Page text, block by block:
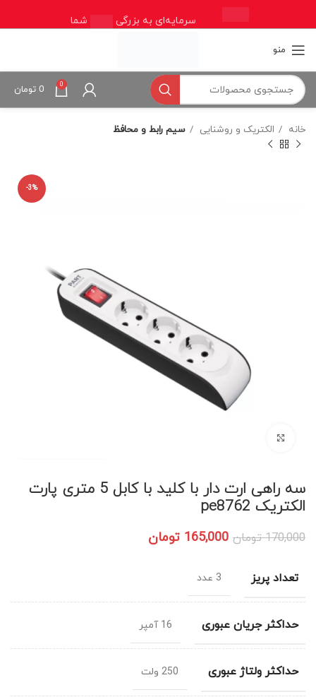
سرمایه‌ای به بزرگی شما
منو
0
0 تومان
خانه الکتریک و روشنایی سیم رابط و محافظ
-3%
سه راهی ارت دار با کلید با کابل 5 متری پارت
الکتریک pe8762
170,000 تومان 165,000 تومان
تعداد پریز 3 عدد
حداکثر جریان عبوری 16 آمپر
حداکثر ولتاژ عبوری 250 ولت